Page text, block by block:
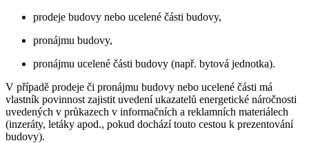
prodeje budovy nebo ucelené části budovy,
pronájmu budovy,
pronájmu ucelené části budovy (např. bytová jednotka).
V případě prodeje či pronájmu budovy nebo ucelené části má
vlastník povinnost zajistit uvedení ukazatelů energetické náročnosti
uvedených v průkazech v informačních a reklamních materiálech
(inzeráty, letáky apod., pokud dochází touto cestou k prezentování
budovy).